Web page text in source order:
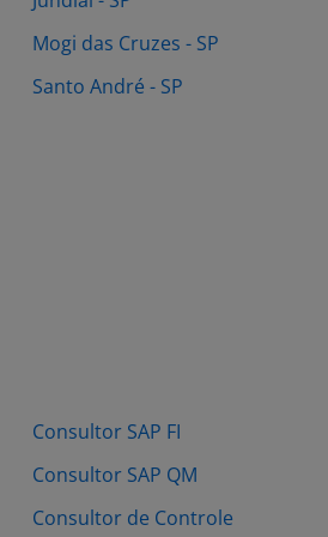
Mogi das Cruzes - SP
Santo André - SP
Consultor SAP FI
Consultor SAP QM
Consultor de Controle